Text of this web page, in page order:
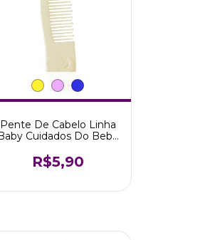
Pente De Cabelo Linha
Cuidados Do Bebê
R$5,90